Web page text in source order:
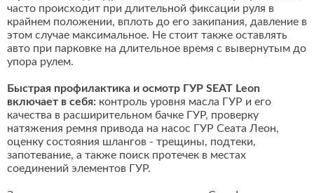
часто происходит при длительной фиксации руля в
крайнем положении, вплоть до его закипания, давление в
этом случае максимальное. Не стоит также оставлять
авто при парковке на длительное время с вывернутым до
упора рулем.
Быстрая профилактика и осмотр ГУР SEAT Leon
включает в себя: контроль уровня масла ГУР и его
качества в расширительном бачке ГУР, проверку
натяжения ремня привода на насос ГУР Сеата Леон,
оценку состояния шлангов - трещины, подтеки,
запотевание, а также поиск протечек в местах
соединений элементов ГУР.